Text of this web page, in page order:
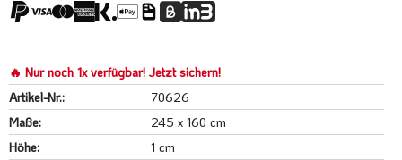
🔥 Nur noch 1x verfügbar! Jetzt sichern!
Artikel-Nr.:
70626
Maße:
245 x 160 cm
Höhe:
1 cm